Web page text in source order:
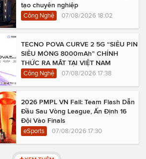
tạo chuyên nghiệp
Công Nghệ 07/08/2026 18:02
TECNO POVA CURVE 2 5G “SIÊU PIN
SIÊU MỎNG 8000mAh” CHÍNH
THỨC RA MẮT TẠI VIỆT NAM
Công Nghệ 07/08/2026 17:38
2026 PMPL VN Fall: Team Flash Dẫn
Đầu Sau Vòng League, Ấn Định 16
Đội Vào Finals
eSports 07/08/2026 17:30